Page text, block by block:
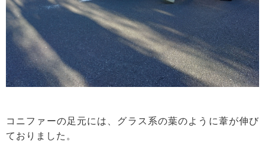
コニファーの足元には、グラス系の葉のように葦が伸び
ておりました。